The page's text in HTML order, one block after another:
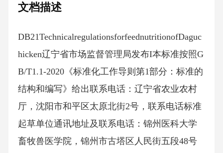
文档描述
DB21TechnicalregulationsforfeednutritionofDaguc
hicken辽宁省市场监督管理局发布I本标准按照G
B/T1.1-2020《标准化工作导则第1部分：标准的
结构和编写》给出联系电话：辽宁省农业农村
厅，沈阳市和平区太原北街2号，联系电话标准
起草单位通讯地址及联系电话：锦州医科大学
畜牧兽医学院，锦州市古塔区人民街五段48号